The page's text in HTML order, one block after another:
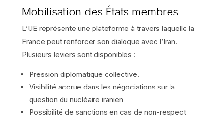
Mobilisation des États membres
L’UE représente une plateforme à travers laquelle la
France peut renforcer son dialogue avec l’Iran.
Plusieurs leviers sont disponibles :
Pression diplomatique collective.
Visibilité accrue dans les négociations sur la
question du nucléaire iranien.
Possibilité de sanctions en cas de non-respect